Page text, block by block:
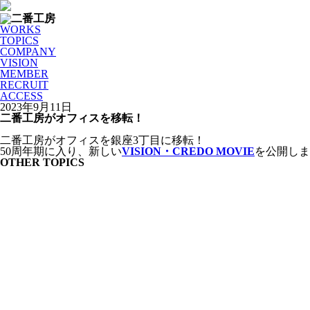
WORKS
TOPICS
COMPANY
VISION
MEMBER
RECRUIT
ACCESS
2023年9月11日
二番工房がオフィスを移転！
二番工房がオフィスを銀座3丁目に移転！
50周年期に入り、新しいVISION・CREDO MOVIEを公開し
OTHER TOPICS